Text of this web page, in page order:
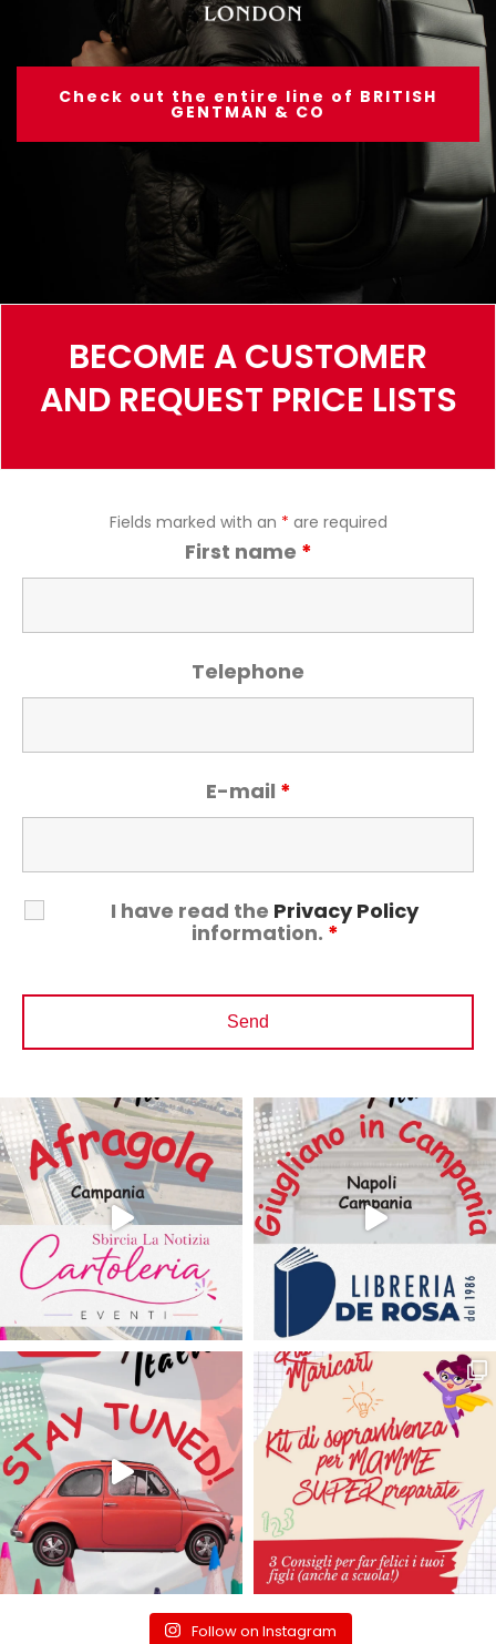
Check out the entire line of BRITISH
GENTMAN & CO
BECOME A CUSTOMER
AND REQUEST PRICE LISTS
Fields marked with an * are required
First name *
Telephone
E-mail *
I have read the Privacy Policy
information. *
Follow on Instagram